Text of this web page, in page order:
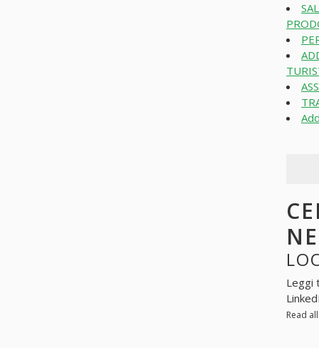
Leggi
Read